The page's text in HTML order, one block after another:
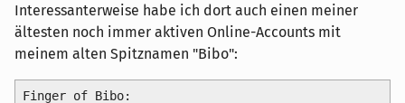
Interessanterweise habe ich dort auch einen meiner
ältesten noch immer aktiven Online-Accounts mit
meinem alten Spitznamen "Bibo":
Finger of Bibo: